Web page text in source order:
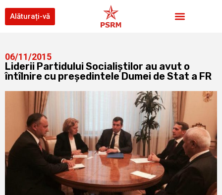
Alăturați-vă
06/11/2015
Liderii Partidului Socialiştilor au avut o
întîlnire cu preşedintele Dumei de Stat a FR